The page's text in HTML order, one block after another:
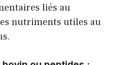
liés au
nutriments utiles au
.